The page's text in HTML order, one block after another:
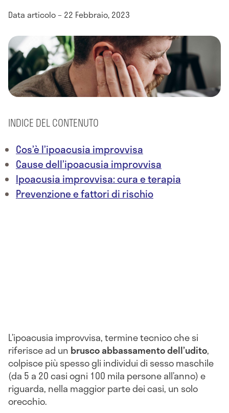
Data articolo – 22 Febbraio, 2023
INDICE DEL CONTENUTO
Cos’è l’ipoacusia improvvisa
Cause dell’ipoacusia improvvisa
Ipoacusia improvvisa: cura e terapia
Prevenzione e fattori di rischio
L’ipoacusia improvvisa, termine tecnico che si
riferisce ad un brusco abbassamento dell’udito,
colpisce più spesso gli individui di sesso maschile
(da 5 a 20 casi ogni 100 mila persone all’anno) e
riguarda, nella maggior parte dei casi, un solo
orecchio.